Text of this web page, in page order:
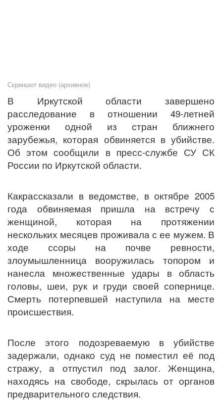
Скриншот видео (архивное)
В Иркутской области завершено
расследование в отношении 49-летней
уроженки одной из стран ближнего
зарубежья, которая обвиняется в убийстве.
Об этом сообщили в пресс-службе СУ СК
России по Иркутской области.
Какрассказали в ведомстве, в октябре 2005
года обвиняемая пришла на встречу с
женщиной, которая на протяжении
нескольких месяцев проживала с ее мужем. В
ходе ссоры на почве ревности,
злоумышленница вооружилась топором и
нанесла множественные удары в область
головы, шеи, рук и груди своей сопернице.
Смерть потерпевшей наступила на месте
происшествия.
После этого подозреваемую в убийстве
задержали, однако суд не поместил её под
стражу, а отпустил под залог. Женщина,
находясь на свободе, скрылась от органов
предварительного следствия.